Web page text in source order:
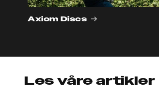
Axiom Discs
Les våre artikler